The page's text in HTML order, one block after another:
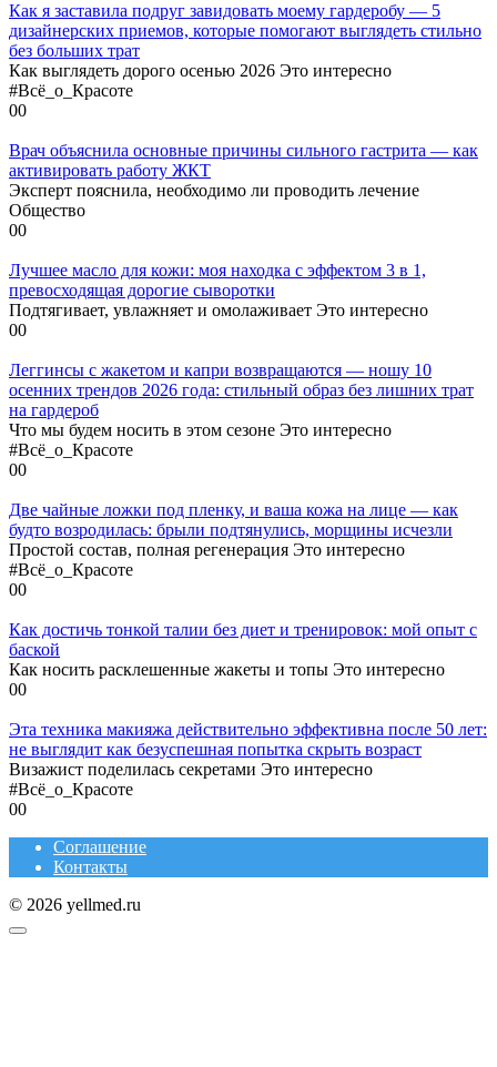
Как я заставила подруг завидовать моему гардеробу — 5
дизайнерских приемов, которые помогают выглядеть стильно
без больших трат
Как выглядеть дорого осенью 2026 Это интересно
#Всё_о_Красоте
00
Врач объяснила основные причины сильного гастрита — как
активировать работу ЖКТ
Эксперт пояснила, необходимо ли проводить лечение
Общество
00
Лучшее масло для кожи: моя находка с эффектом 3 в 1,
превосходящая дорогие сыворотки
Подтягивает, увлажняет и омолаживает Это интересно
00
Леггинсы с жакетом и капри возвращаются — ношу 10
осенних трендов 2026 года: стильный образ без лишних трат
на гардероб
Что мы будем носить в этом сезоне Это интересно
#Всё_о_Красоте
00
Две чайные ложки под пленку, и ваша кожа на лице — как
будто возродилась: брыли подтянулись, морщины исчезли
Простой состав, полная регенерация Это интересно
#Всё_о_Красоте
00
Как достичь тонкой талии без диет и тренировок: мой опыт с
баской
Как носить расклешенные жакеты и топы Это интересно
00
Эта техника макияжа действительно эффективна после 50 лет:
не выглядит как безуспешная попытка скрыть возраст
Визажист поделилась секретами Это интересно
#Всё_о_Красоте
00
Соглашение
Контакты
© 2026 yellmed.ru